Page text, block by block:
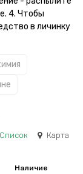
4. Чтобы
в личинку
Список Карта
Наличие